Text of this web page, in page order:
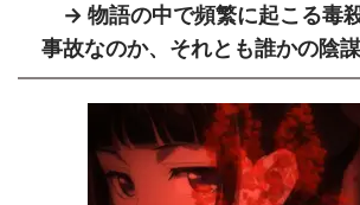
→ 物語の中で頻繁に起こる毒
事故なのか、それとも誰かの陰